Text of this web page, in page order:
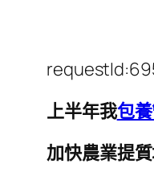
上半年我包
加快農業提